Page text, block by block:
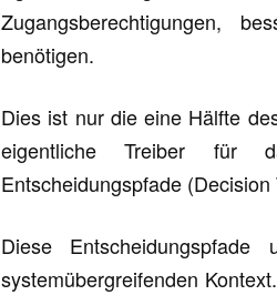
Zugangsberechtigungen,
benötigen.
Dies ist nur die eine Hälfte
eigentliche Treiber für
Entscheidungspfade (Decision
Diese Entscheidungspfade
systemübergreifenden